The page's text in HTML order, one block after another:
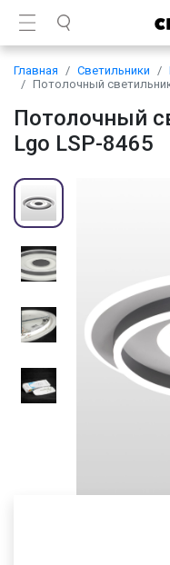
Главная Светильники
Потолочный
Потолочный
Lgo LSP-8465